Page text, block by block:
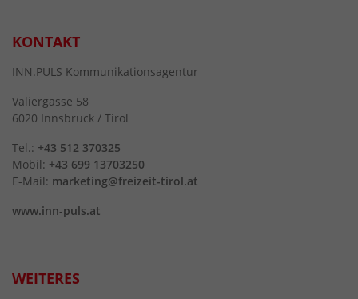
KONTAKT
INN.PULS Kommunikationsagentur
Valiergasse 58
6020 Innsbruck / Tirol
Tel.: +43 512 370325
Mobil: +43 699 13703250
E-Mail: marketing@freizeit-tirol.at
www.inn-puls.at
WEITERES